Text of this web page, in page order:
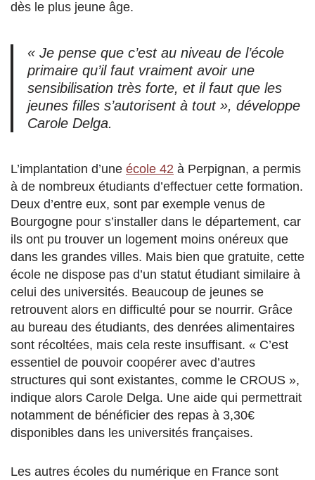
dès le plus jeune âge.
« Je pense que c’est au niveau de l’école
primaire qu’il faut vraiment avoir une
sensibilisation très forte, et il faut que les
jeunes filles s’autorisent à tout », développe
Carole Delga.
L’implantation d’une école 42 à Perpignan, a permis
à de nombreux étudiants d’effectuer cette formation.
Deux d’entre eux, sont par exemple venus de
Bourgogne pour s’installer dans le département, car
ils ont pu trouver un logement moins onéreux que
dans les grandes villes. Mais bien que gratuite, cette
école ne dispose pas d’un statut étudiant similaire à
celui des universités. Beaucoup de jeunes se
retrouvent alors en difficulté pour se nourrir. Grâce
au bureau des étudiants, des denrées alimentaires
sont récoltées, mais cela reste insuffisant. « C’est
essentiel de pouvoir coopérer avec d’autres
structures qui sont existantes, comme le CROUS »,
indique alors Carole Delga. Une aide qui permettrait
notamment de bénéficier des repas à 3,30€
disponibles dans les universités françaises.
Les autres écoles du numérique en France sont